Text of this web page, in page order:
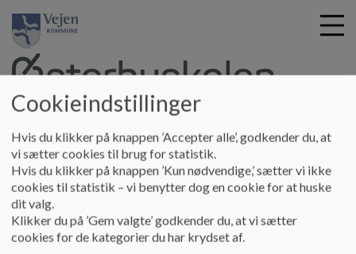
Østerbyskolen
Om skolen Skoleudviklingssamtale 2022/2023
Skoleudviklingssamtale 2022/2023
.
Cookieindstillinger
Hvis du klikker på knappen ’Accepter alle’, godkender du, at
vi sætter cookies til brug for statistik.
Hvis du klikker på knappen ’Kun nødvendige,’ sætter vi ikke
cookies til statistik – vi benytter dog en cookie for at huske
dit valg.
Klikker du på ’Gem valgte’ godkender du, at vi sætter
cookies for de kategorier du har krydset af.